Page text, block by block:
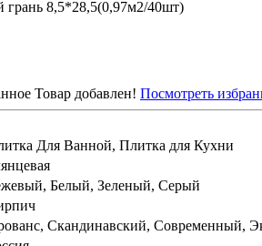
Товар добавлен! Посмотреть
Для Ванной, Плитка для Кухни
Белый, Зеленый, Серый
Скандинавский, Современный,